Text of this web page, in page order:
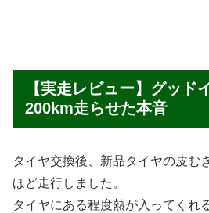
【実走レビュー】グッド
200km走らせた本音
タイヤ交換後、新品タイヤの皮む
ほど走行しました。
タイヤにある程度熱が入ってくれ